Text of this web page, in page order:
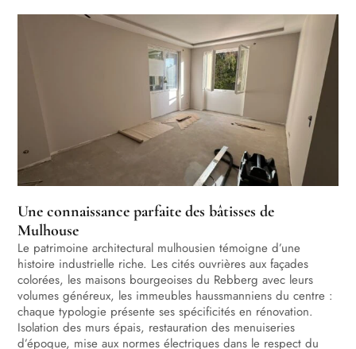
Une connaissance parfaite des bâtisses de
Mulhouse
Le patrimoine architectural mulhousien témoigne d’une
histoire industrielle riche. Les cités ouvrières aux façades
colorées, les maisons bourgeoises du Rebberg avec leurs
volumes généreux, les immeubles haussmanniens du centre :
chaque typologie présente ses spécificités en rénovation.
Isolation des murs épais, restauration des menuiseries
d’époque, mise aux normes électriques dans le respect du